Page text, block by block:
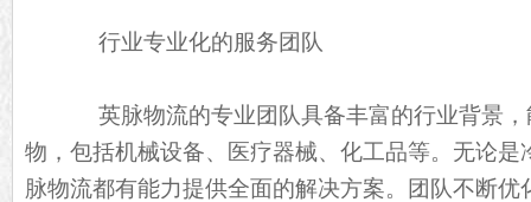
行业专业化的服务团队
英脉物流的专业团队具备丰富的行业背景，
物，包括机械设备、医疗器械、化工品等。无论
脉物流都有能力提供全面的解决方案。团队不断